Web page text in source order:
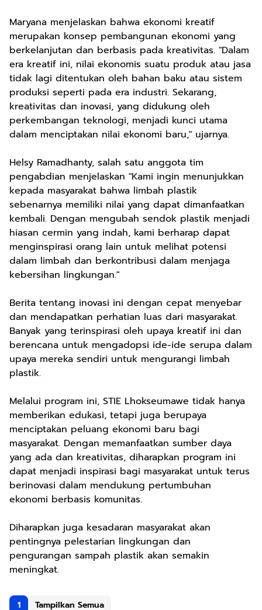
Maryana menjelaskan bahwa ekonomi kreatif
merupakan konsep pembangunan ekonomi yang
berkelanjutan dan berbasis pada kreativitas. "Dalam
era kreatif ini, nilai ekonomis suatu produk atau jasa
tidak lagi ditentukan oleh bahan baku atau sistem
produksi seperti pada era industri. Sekarang,
kreativitas dan inovasi, yang didukung oleh
perkembangan teknologi, menjadi kunci utama
dalam menciptakan nilai ekonomi baru," ujarnya.
Helsy Ramadhanty, salah satu anggota tim
pengabdian menjelaskan "Kami ingin menunjukkan
kepada masyarakat bahwa limbah plastik
sebenarnya memiliki nilai yang dapat dimanfaatkan
kembali. Dengan mengubah sendok plastik menjadi
hiasan cermin yang indah, kami berharap dapat
menginspirasi orang lain untuk melihat potensi
dalam limbah dan berkontribusi dalam menjaga
kebersihan lingkungan."
Berita tentang inovasi ini dengan cepat menyebar
dan mendapatkan perhatian luas dari masyarakat.
Banyak yang terinspirasi oleh upaya kreatif ini dan
berencana untuk mengadopsi ide-ide serupa dalam
upaya mereka sendiri untuk mengurangi limbah
plastik.
Melalui program ini, STIE Lhokseumawe tidak hanya
memberikan edukasi, tetapi juga berupaya
menciptakan peluang ekonomi baru bagi
masyarakat. Dengan memanfaatkan sumber daya
yang ada dan kreativitas, diharapkan program ini
dapat menjadi inspirasi bagi masyarakat untuk terus
berinovasi dalam mendukung pertumbuhan
ekonomi berbasis komunitas.
Diharapkan juga kesadaran masyarakat akan
pentingnya pelestarian lingkungan dan
pengurangan sampah plastik akan semakin
meningkat.
1 Tampilkan Semua